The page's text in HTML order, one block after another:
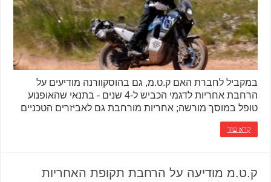
במקביל לחברת האם ק.ט.מ, גם בהוסקוורנה מודיעים על
הרחבת אחריות לדגמי הכביש ל-4 שנים - בתנאי שהאופנוע
טופל במוסך מורשה; אחריות מורחבת גם לאביזרים הטכניים
קרא עוד
ק.ט.מ מודיעה על הרחבת תקופת האחריות